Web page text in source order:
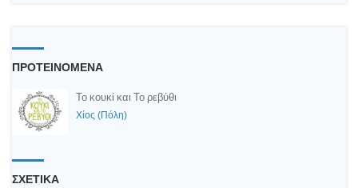
ΠΡΟΤΕΙΝΟΜΕΝΑ
Το κουκί και Το ρεβύθι
Χίος (Πόλη)
ΣΧΕΤΙΚΑ